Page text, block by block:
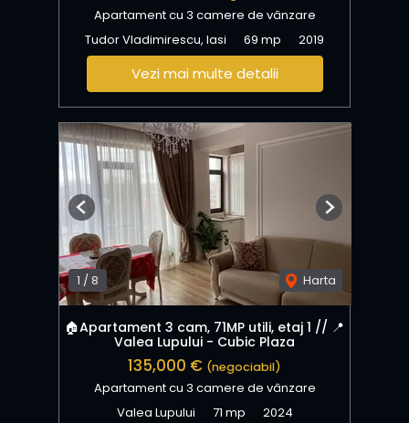
Apartament cu 3 camere de vânzare
Tudor Vladimirescu, Iasi
69 mp 2019
Vezi mai multe detalii
1 /8 Harta
Previous Next
🏠Apartament 3 cam, 71MP utili, etaj 1 // 📍
Valea Lupului - Cubic Plaza
135,000 € (negociabil)
Apartament cu 3 camere de vânzare
Valea Lupului
71 mp 2024